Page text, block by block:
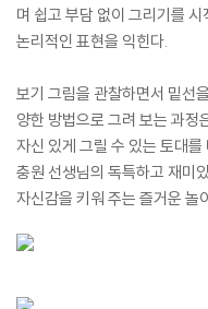
며 쉽고 부담 없이 그리기를
논리적인 표현을 익힌다.
보기 그림을 관찰하면서 밑선
양한 방법으로 그려 보는 과정
자신 있게 그릴 수 있는 토대
충원 선생님의 독특하고 재미
자신감을 키워 주는 즐거운 놀